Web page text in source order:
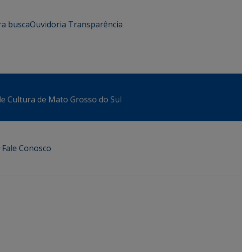
buscaOuvidoria Transparência
Cultura de Mato Grosso do Sul
Fale Conosco